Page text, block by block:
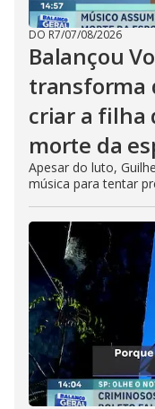
DO R7/07/08/2026
Balançou
transforma
criar a filha
morte da
Apesar do luto,
música para tentar